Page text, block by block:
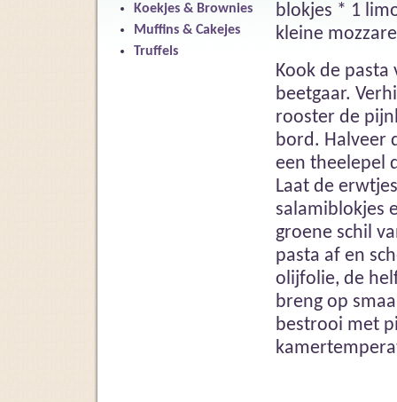
blokjes * 1
kleine
Kook de pasta
beetgaar.
rooster de
bord. Halveer
een theelepel
Laat de
salamiblokjes
groene schil
pasta af en
olijfolie, de
breng op
bestrooi met
Koekjes & Brownies
Muffins & Cakejes
Truffels